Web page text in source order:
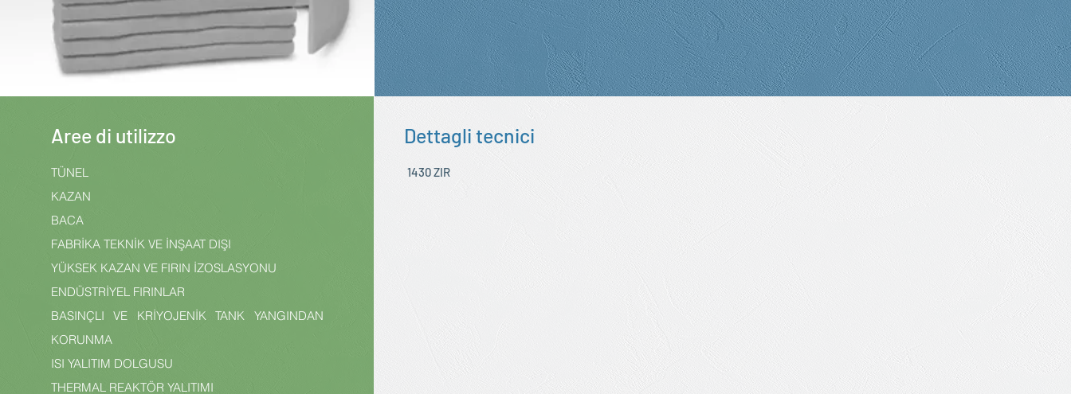
Aree di utilizzo
TÜNEL
KAZAN
BACA
FABRİKA TEKNİK VE İNŞAAT DIŞI
YÜKSEK KAZAN VE FIRIN İZOSLASYONU
ENDÜSTRİYEL FIRINLAR
BASINÇLI VE KRİYOJENİK TANK YANGINDAN
KORUNMA
ISI YALITIM DOLGUSU
THERMAL REAKTÖR YALITIMI
Dettagli tecnici
1430 ZIR